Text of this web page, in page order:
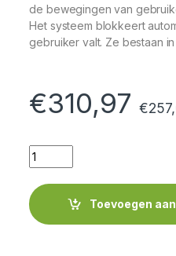
de bewegingen van
Het systeem blokkeert
gebruiker valt. Ze bestaan
€310,97 €
Quantity
Toevoegen